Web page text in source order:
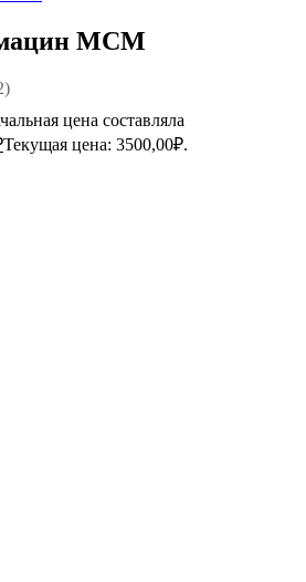
МСМ
цена составляла
Текущая цена: 3500,00₽.